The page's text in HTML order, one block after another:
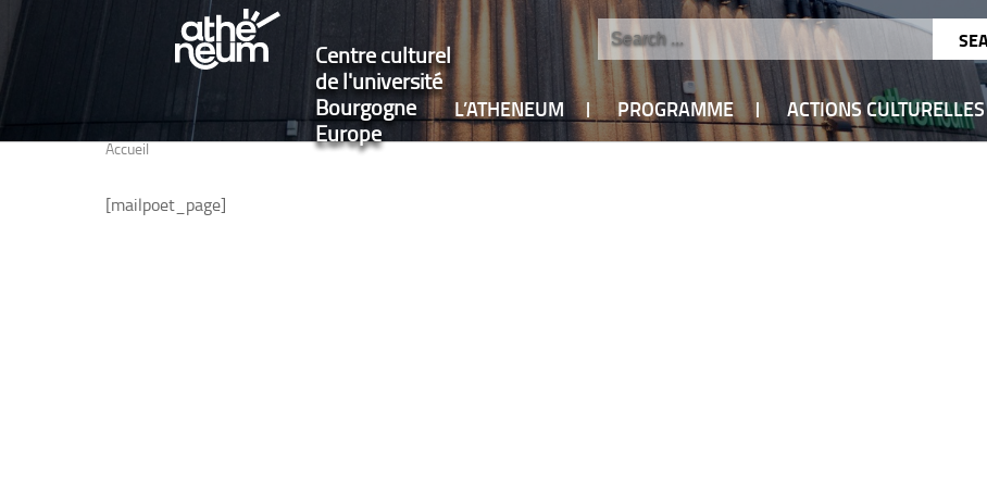
Centre culturel
de l'université
Bourgogne
Europe
L’ATHENEUM PROGRAMME ACTIONS CULTURELLES
Accueil
[mailpoet_page]